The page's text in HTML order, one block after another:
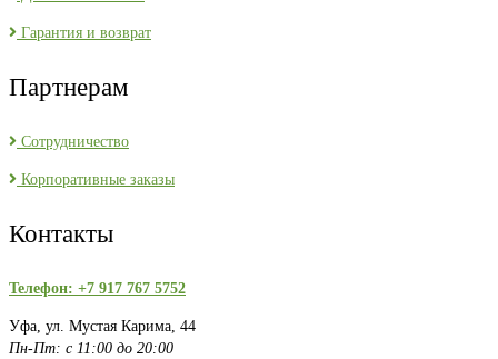
Гарантия и возврат
Партнерам
Сотрудничество
Корпоративные заказы
Контакты
Телефон: +7 917 767 5752
Уфа, ул. Мустая Карима, 44
Пн-Пт: с 11:00 до 20:00